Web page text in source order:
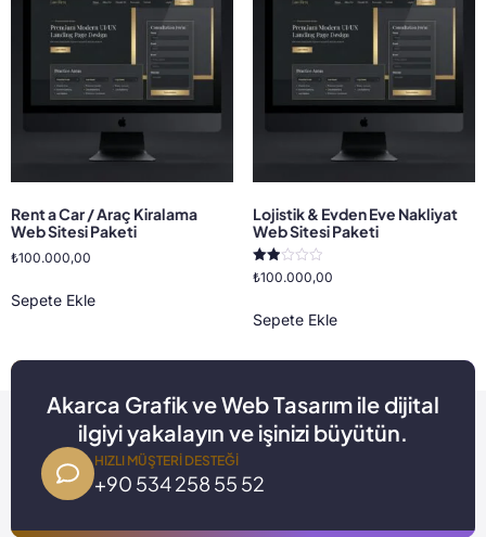
Rent a Car / Araç Kiralama
Web Sitesi Paketi
₺100.000,00
Sepete Ekle
Lojistik & Evden Eve Nakliyat
Web Sitesi Paketi
5
üzerinden
oy
aldı
₺100.000,00
Sepete Ekle
Akarca Grafik ve Web Tasarım ile dijital
ilgiyi yakalayın ve işinizi büyütün.
HIZLI MÜŞTERI DESTEĞI
+90 534 258 55 52